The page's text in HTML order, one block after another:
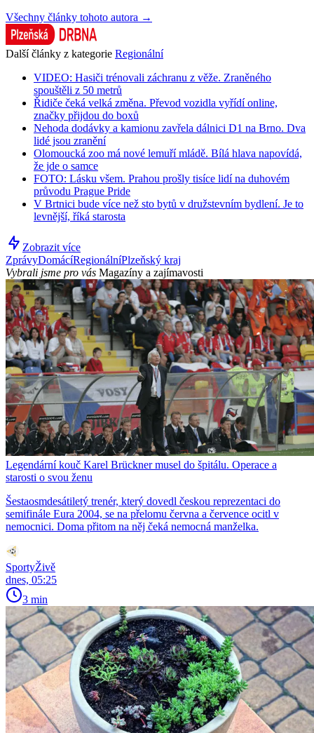
Všechny články tohoto autora →
Další články z kategorie Regionální
VIDEO: Hasiči trénovali záchranu z věže. Zraněného
spouštěli z 50 metrů
Řidiče čeká velká změna. Převod vozidla vyřídí online,
značky přijdou do boxů
Nehoda dodávky a kamionu zavřela dálnici D1 na Brno. Dva
lidé jsou zranění
Olomoucká zoo má nové lemuří mládě. Bílá hlava napovídá,
že jde o samce
FOTO: Lásku všem. Prahou prošly tisíce lidí na duhovém
průvodu Prague Pride
V Brtnici bude více než sto bytů v družstevním bydlení. Je to
levnější, říká starosta
Zobrazit více
ZprávyDomácíRegionálníPlzeňský kraj
Vybrali jsme pro vás Magazíny a zajímavosti
Legendární kouč Karel Brückner musel do špitálu. Operace a
starosti o svou ženu
Šestaosmdesátiletý trenér, který dovedl českou reprezentaci do
semifinále Eura 2004, se na přelomu června a července ocitl v
nemocnici. Doma přitom na něj čeká nemocná manželka.
SportyŽivě
dnes, 05:25
3 min